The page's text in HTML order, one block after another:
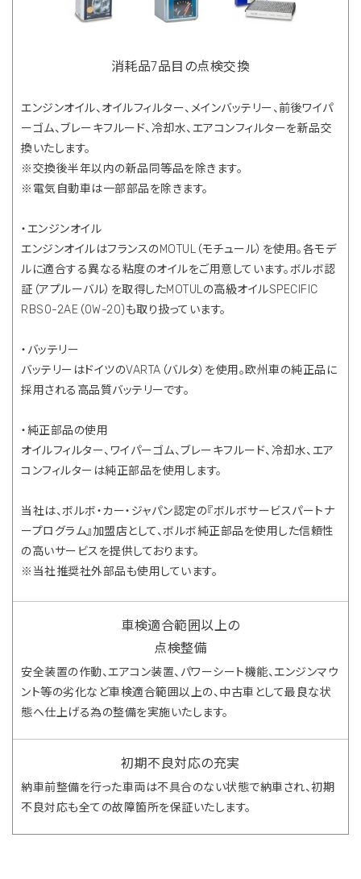
消耗品7品目の点検交換
エンジンオイル、オイルフィルター、メインバッテリー、前後ワイパ
ーゴム、ブレーキフルード、冷却水、エアコンフィルターを新品交
換いたします。
※交換後半年以内の新品同等品を除きます。
※電気自動車は一部部品を除きます。
・エンジンオイル
エンジンオイルはフランスのMOTUL（モチュール）を使用。各モデ
ルに適合する異なる粘度のオイルをご用意しています。ボルボ認
証（アプルーバル）を取得したMOTULの高級オイルSPECIFIC
RBS0-2AE（0W-20)も取り扱っています。
・バッテリー
バッテリーはドイツのVARTA（バルタ）を使用。欧州車の純正品に
採用される高品質バッテリーです。
・純正部品の使用
オイルフィルター、ワイパーゴム、ブレーキフルード、冷却水、エア
コンフィルターは純正部品を使用します。
当社は、ボルボ・カー・ジャパン認定の『ボルボサービスパートナ
ープログラム』加盟店として、ボルボ純正部品を使用した信頼性
の高いサービスを提供しております。
※当社推奨社外部品も使用しています。
車検適合範囲以上の
点検整備
安全装置の作動、エアコン装置、パワーシート機能、エンジンマウ
ント等の劣化など車検適合範囲以上の、中古車として最良な状
態へ仕上げる為の整備を実施いたします。
初期不良対応の充実
納車前整備を行った車両は不具合のない状態で納車され、初期
不良対応も全ての故障箇所を保証いたします。